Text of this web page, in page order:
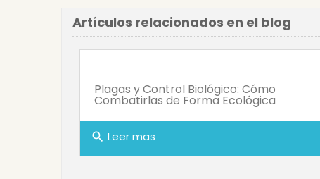
Artículos relacionados en el blog
Plagas y Control Biológico: Cómo
Combatirlas de Forma Ecológica
search Leer mas